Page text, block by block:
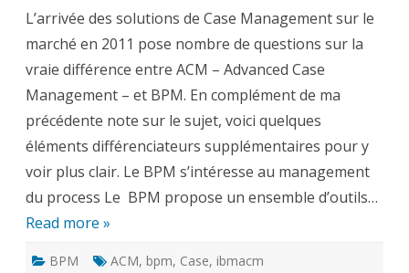
le
BPM
et
le
Case
Management
ou
ACM
L’arrivée des solutions de Case Management sur le
marché en 2011 pose nombre de questions sur la
vraie différence entre ACM – Advanced Case
Management – et BPM. En complément de ma
précédente note sur le sujet, voici quelques
éléments différenciateurs supplémentaires pour y
voir plus clair. Le BPM s’intéresse au management
du process Le BPM propose un ensemble d’outils…
Read more »
BPM ACM, bpm, Case, ibmacm